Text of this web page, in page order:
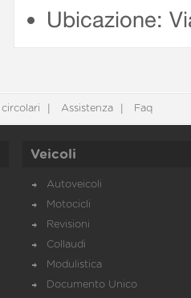
Ubicazione:
circolari Assistenza Faq
Veicoli
Autoveicoli
Motocicli
Revisioni
Collaudi
Modulistica
Documento Unico